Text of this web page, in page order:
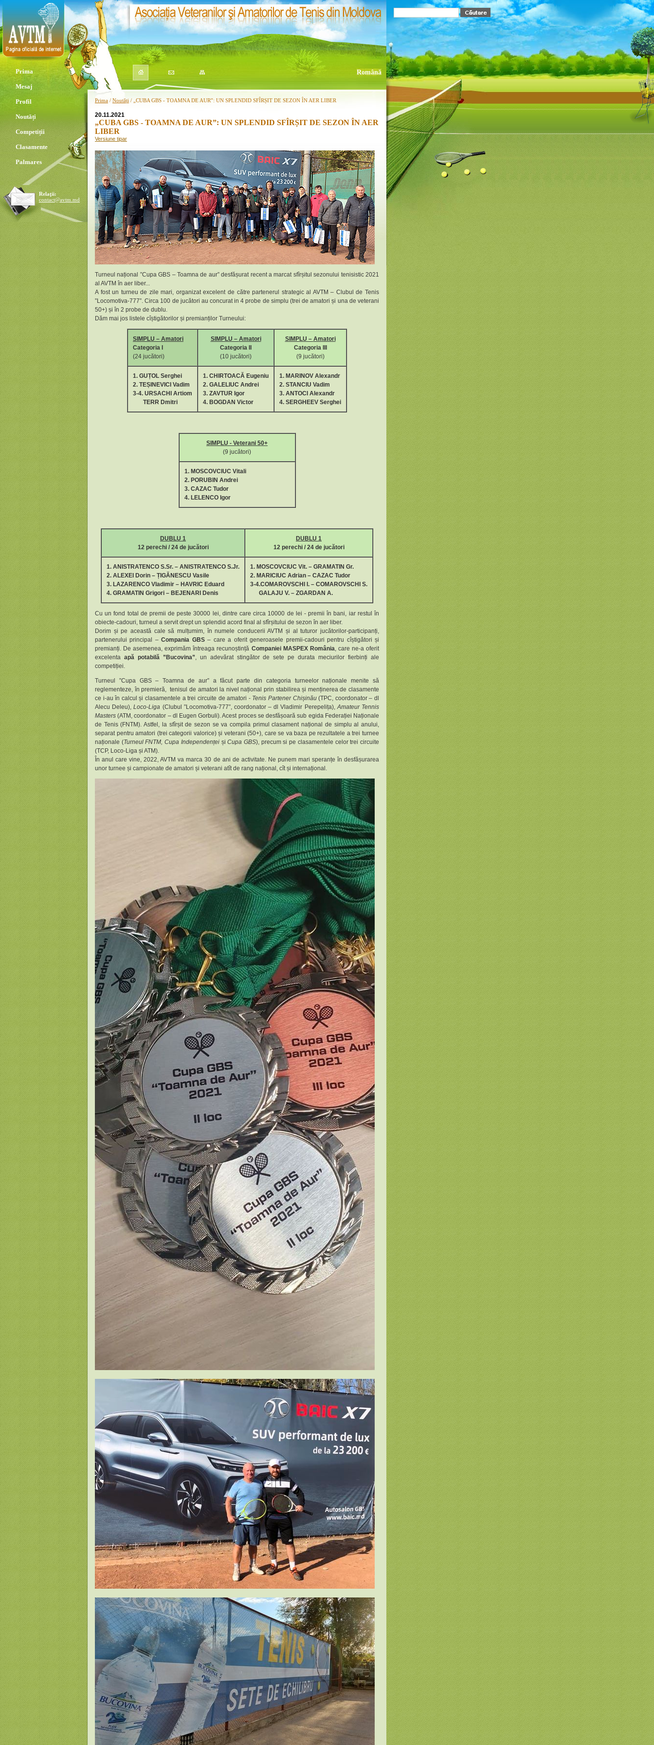
Prima
Mesaj
Profil
Noutăți
Competiții
Clasamente
Palmares
Relaţii:
contact@avtm.md
Română
Prima / Noutăţi / „CUBA GBS - TOAMNA DE AUR”: UN SPLENDID SFÎRȘIT DE SEZON ÎN AER LIBER
20.11.2021
„CUBA GBS - TOAMNA DE AUR”: UN SPLENDID SFÎRȘIT DE SEZON ÎN AER
LIBER
Versiune tipar
Turneul național ”Cupa GBS – Toamna de aur” desfășurat recent a marcat sfîrșitul sezonului tenisistic 2021
al AVTM în aer liber...
A fost un turneu de zile mari, organizat excelent de către partenerul strategic al AVTM – Clubul de Tenis
”Locomotiva-777”. Circa 100 de jucători au concurat in 4 probe de simplu (trei de amatori și una de veterani
50+) și în 2 probe de dublu.
Dăm mai jos listele cîștigătorilor și premianților Turneului:
SIMPLU – Amatori
Categoria I
(24 jucători)
SIMPLU – Amatori
Categoria
(10 jucători)
SIMPLU – Amatori
Categoria
(9 jucători)
1. GUȚOL Serghei
2. TEȘINEVICI Vadim
3-4. URSACHI Artiom
TERR Dmitri
1. CHIRTOACĂ Eugeniu
2. GALELIUC Andrei
3. ZAVTUR Igor
4. BOGDAN Victor
1. MARINOV Alexandr
2. STANCIU Vadim
3. ANTOCI Alexandr
4. SERGHEEV Serghei
SIMPLU - Veterani 50+
(9 jucători)
1. MOSCOVCIUC Vitali
2. PORUBIN Andrei
3. CAZAC Tudor
4. LELENCO Igor
DUBLU 1
12 perechi / 24 de jucători
DUBLU 1
12 perechi / 24 de jucători
1. ANISTRATENCO S.Sr. – ANISTRATENCO S.Jr.
2. ALEXEI Dorin – ȚIGĂNESCU Vasile
3. LAZARENCO Vladimir – HAVRIC Eduard
4. GRAMATIN Grigori – BEJENARI Denis
1. MOSCOVCIUC Vit. – GRAMATIN Gr.
2. MARICIUC Adrian – CAZAC Tudor
3-4.COMAROVSCHI I. – COMAROVSCHI S.
GALAJU V. – ZGARDAN A.
Cu un fond total de premii de peste 30000 lei, dintre care circa 10000 de lei - premii în bani, iar restul în
obiecte-cadouri, turneul a servit drept un splendid acord final al sfîrșitului de sezon în aer liber.
Dorim și pe această cale să mulțumim, în numele conducerii AVTM și al tuturor jucătorilor-participanți,
partenerului principal –Compania GBS– care a oferit generoasele premii-cadouri pentru cîștigători și
premianți. De asemenea, exprimăm întreaga recunoștință Companiei MASPEX România, care ne-a oferit
excelenta apă potabilă ”Bucovina”, un adevărat stingător de sete pe durata meciurilor fierbinți ale
competiției.
Turneul ”Cupa GBS – Toamna de aur” a făcut parte din categoria turneelor naționale menite să
reglementeze, în premieră, tenisul de amatori la nivel național prin stabilirea și menținerea de clasamente
ce i-au în calcul și clasamentele a trei circuite de amatori - Tenis Partener Chișinău(TPC, coordonator – dl
Alecu Deleu),Loco-Liga (Clubul ”Locomotiva-777”, coordonator – dl Vladimir Perepelița),Amateur Tennis
Masters (ATM, coordonator – dl Eugen Gorbuli). Acest proces se desfășoară sub egida Federației Naționale
de Tenis (FNTM). Astfel, la sfîrșit de sezon se va compila primul clasament național de simplu al anului,
separat pentru amatori (trei categorii valorice) și veterani (50+), care se va baza pe rezultatele a trei turnee
naționale (Turneul FNTM, Cupa IndependențeișiCupa GBS), precum si pe clasamentele celor trei circuite
(TCP, Loco-Liga și ATM).
În anul care vine, 2022, AVTM va marca 30 de ani de activitate. Ne punem mari speranțe în desfășurarea
unor turnee și campionate de amatori și veterani atît de rang național, cît și internațional.